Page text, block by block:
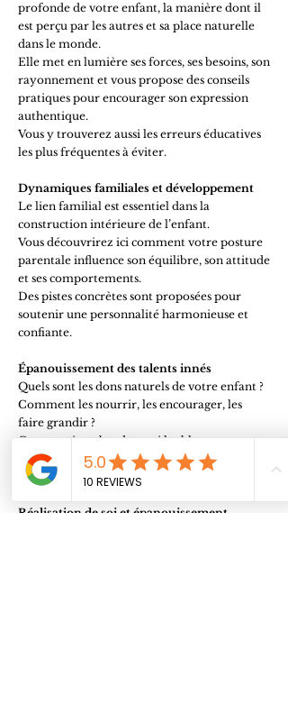
profonde de votre enfant, la manière dont il
est perçu par les autres et sa place naturelle
dans le monde.
Elle met en lumière ses forces, ses besoins, son
rayonnement et vous propose des conseils
pratiques pour encourager son expression
authentique.
Vous y trouverez aussi les erreurs éducatives
les plus fréquentes à éviter.
Dynamiques familiales et développement
Le lien familial est essentiel dans la
construction intérieure de l’enfant.
Vous découvrirez ici comment votre posture
parentale influence son équilibre, son attitude
et ses comportements.
Des pistes concrètes sont proposées pour
soutenir une personnalité harmonieuse et
confiante.
Épanouissement des talents innés
Quels sont les dons naturels de votre enfant ?
Comment les nourrir, les encourager, les
faire grandir ?
Cette section aborde aussi les blocages
potentiels et vous aide à les reconnaître pour
mieux les dépasser ensemble.
Réalisation de soi et épanouissement